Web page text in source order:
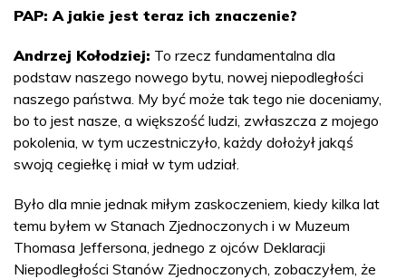
PAP: A jakie jest teraz ich znaczenie?
Andrzej Kołodziej: To rzecz fundamentalna dla
podstaw naszego nowego bytu, nowej niepodległości
naszego państwa. My być może tak tego nie doceniamy,
bo to jest nasze, a większość ludzi, zwłaszcza z mojego
pokolenia, w tym uczestniczyło, każdy dołożył jakąś
swoją cegiełkę i miał w tym udział.
Było dla mnie jednak miłym zaskoczeniem, kiedy kilka lat
temu byłem w Stanach Zjednoczonych i w Muzeum
Thomasa Jeffersona, jednego z ojców Deklaracji
Niepodległości Stanów Zjednoczonych, zobaczyłem, że